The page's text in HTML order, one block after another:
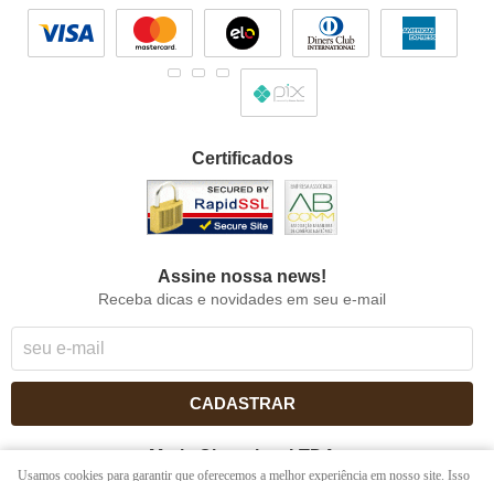
Certificados
Assine nossa news!
Receba dicas e novidades em seu e-mail
CADASTRAR
Maria Chocolate LTDA
Usamos cookies para garantir que oferecemos a melhor experiência em nosso site. Isso